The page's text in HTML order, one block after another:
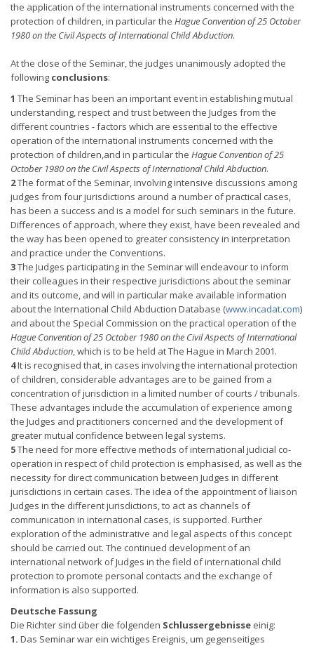
the application of the international instruments concerned with the
protection of children, in particular the Hague Convention of 25 October
1980 on the Civil Aspects of International Child Abduction.
At the close of the Seminar, the judges unanimously adopted the
following conclusions:
1 The Seminar has been an important event in establishing mutual
understanding, respect and trust between the Judges from the
different countries - factors which are essential to the effective
operation of the international instruments concerned with the
protection of children,and in particular the Hague Convention of 25
October 1980 on the Civil Aspects of International Child Abduction.
2The format of the Seminar, involving intensive discussions among
judges from four jurisdictions around a number of practical cases,
has been a success and is a model for such seminars in the future.
Differences of approach, where they exist, have been revealed and
the way has been opened to greater consistency in interpretation
and practice under the Conventions.
3The Judges participating in the Seminar will endeavour to inform
their colleagues in their respective jurisdictions about the seminar
and its outcome, and will in particular make available information
about the International Child Abduction Database (www.incadat.com)
and about the Special Commission on the practical operation of the
Hague Convention of 25 October 1980 on the Civil Aspects of International
Child Abduction, which is to be held at The Hague in March 2001.
4It is recognised that, in cases involving the international protection
of children, considerable advantages are to be gained from a
concentration of jurisdiction in a limited number of courts / tribunals.
These advantages include the accumulation of experience among
the Judges and practitioners concerned and the development of
greater mutual confidence between legal systems.
5The need for more effective methods of international judicial co-
operation in respect of child protection is emphasised, as well as the
necessity for direct communication between Judges in different
jurisdictions in certain cases. The idea of the appointment of liaison
Judges in the different jurisdictions, to act as channels of
communication in international cases, is supported. Further
exploration of the administrative and legal aspects of this concept
should be carried out. The continued development of an
international network of Judges in the field of international child
protection to promote personal contacts and the exchange of
information is also supported.
Deutsche Fassung
Die Richter sind über die folgenden Schlussergebnisse einig:
1. Das Seminar war ein wichtiges Ereignis, um gegenseitiges